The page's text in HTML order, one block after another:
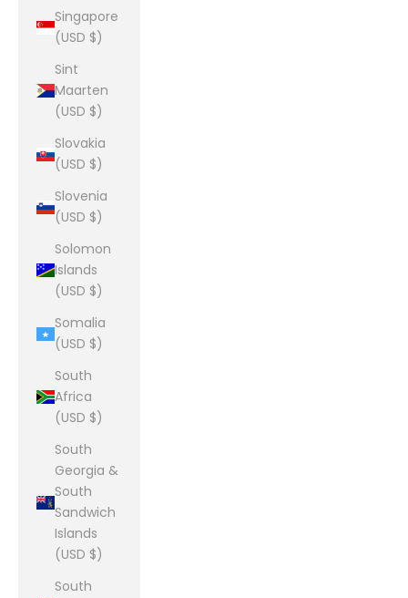
Singapore
(USD $)
Sint
Maarten
(USD $)
Slovakia
(USD $)
Slovenia
(USD $)
Solomon
Islands
(USD $)
Somalia
(USD $)
South
Africa
(USD $)
South
Georgia &
South
Sandwich
Islands
(USD $)
South